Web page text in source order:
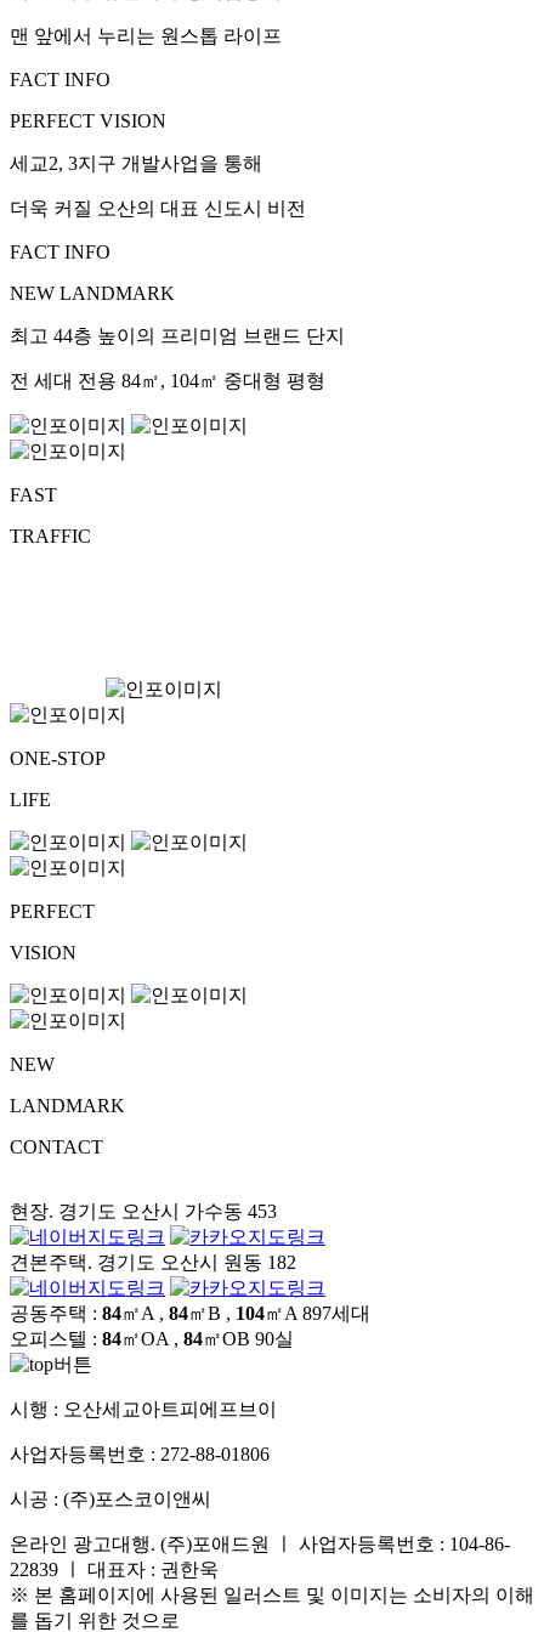
맨 앞에서 누리는 원스톱 라이프
FACT INFO
PERFECT VISION
세교2, 3지구 개발사업을 통해
더욱 커질 오산의 대표 신도시 비전
FACT INFO
NEW LANDMARK
최고 44층 높이의 프리미엄 브랜드 단지
전 세대 전용 84㎡, 104㎡ 중대형 평형
FAST
TRAFFIC
ONE-STOP
LIFE
PERFECT
VISION
NEW
LANDMARK
CONTACT
현장. 경기도 오산시 가수동 453
견본주택. 경기도 오산시 원동 182
공동주택 : 84㎡A , 84㎡B , 104㎡A897세대
오피스텔 : 84㎡OA , 84㎡OB 90실
시행 : 오산세교아트피에프브이
사업자등록번호 : 272-88-01806
시공 : (주)포스코이앤씨
온라인 광고대행. (주)포애드원 ㅣ 사업자등록번호 : 104-86-
22839 ㅣ 대표자 : 권한욱
※ 본 홈페이지에 사용된 일러스트 및 이미지는 소비자의 이해
를 돕기 위한 것으로